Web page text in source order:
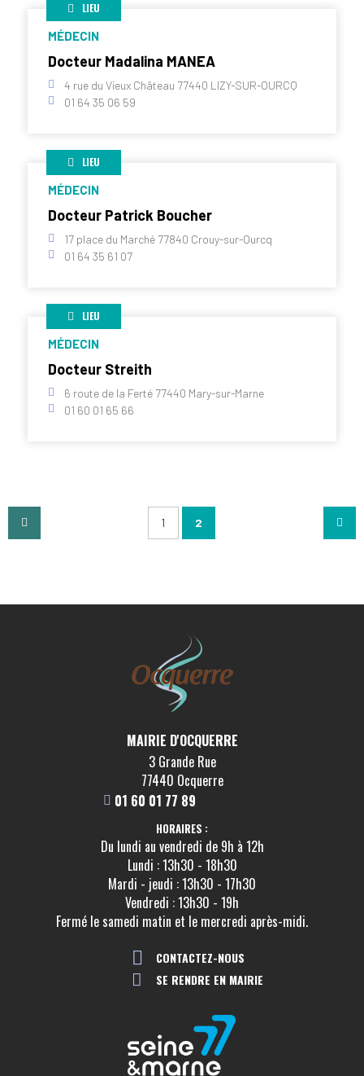
LIEU
MÉDECIN
Docteur Madalina MANEA
4 rue du Vieux Château 77440 LIZY-SUR-OURCQ
01 64 35 06 59
LIEU
MÉDECIN
Docteur Patrick Boucher
17 place du Marché 77840 Crouy-sur-Ourcq
01 64 35 61 07
LIEU
MÉDECIN
Docteur Streith
6 route de la Ferté 77440 Mary-sur-Marne
01 60 01 65 66
1 2
MAIRIE D'OCQUERRE
3 Grande Rue
77440 Ocquerre
01 60 01 77 89
HORAIRES :
Du lundi au vendredi de 9h à 12h
Lundi : 13h30 - 18h30
Mardi - jeudi : 13h30 - 17h30
Vendredi : 13h30 - 19h
Fermé le samedi matin et le mercredi après-midi.
CONTACTEZ-NOUS
SE RENDRE EN MAIRIE